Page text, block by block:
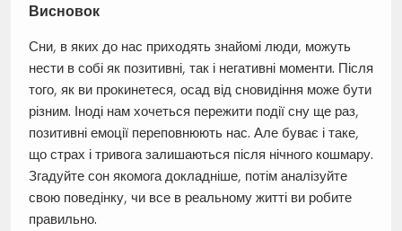
Висновок
Сни, в яких до нас приходять знайомі люди, можуть
нести в собі як позитивні, так і негативні моменти. Після
того, як ви прокинетеся, осад від сновидіння може бути
різним. Іноді нам хочеться пережити події сну ще раз,
позитивні емоції переповнюють нас. Але буває і таке,
що страх і тривога залишаються після нічного кошмару.
Згадуйте сон якомога докладніше, потім аналізуйте
свою поведінку, чи все в реальному житті ви робите
правильно.